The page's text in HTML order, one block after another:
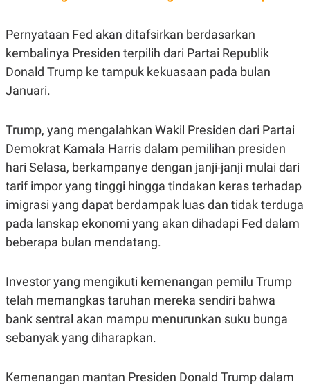
D
T
A
S
K
O
A
T
V
L
U
JARINGAN
O
A
A
A
D
E
P
R
S
E
E
A
S
I
Pernyataan Fed akan ditafsirkan berdasarkan
kembalinya Presiden terpilih dari Partai Republik
Donald Trump ke tampuk kekuasaan pada bulan
Januari.
Trump, yang mengalahkan Wakil Presiden dari Partai
Demokrat Kamala Harris dalam pemilihan presiden
hari Selasa, berkampanye dengan janji-janji mulai dari
tarif impor yang tinggi hingga tindakan keras terhadap
imigrasi yang dapat berdampak luas dan tidak terduga
pada lanskap ekonomi yang akan dihadapi Fed dalam
beberapa bulan mendatang.
Investor yang mengikuti kemenangan pemilu Trump
telah memangkas taruhan mereka sendiri bahwa
bank sentral akan mampu menurunkan suku bunga
sebanyak yang diharapkan.
Kemenangan mantan Presiden Donald Trump dalam